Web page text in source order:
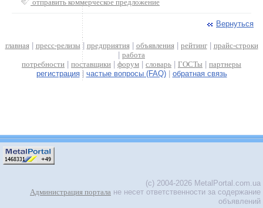
отправить коммерческое предложение
Вернуться
главная| пресс-релизы | предприятия| объявления| рейтинг| прайс-строки
работа
потребности
поставщики форум словарь ГОСТы
партнеры
регистрация| частые вопросы (FAQ)| обратная связь
(c) 2004-2026 MetalPortal.com.ua
Администрация портала не несет ответственности за содержание
объявлений